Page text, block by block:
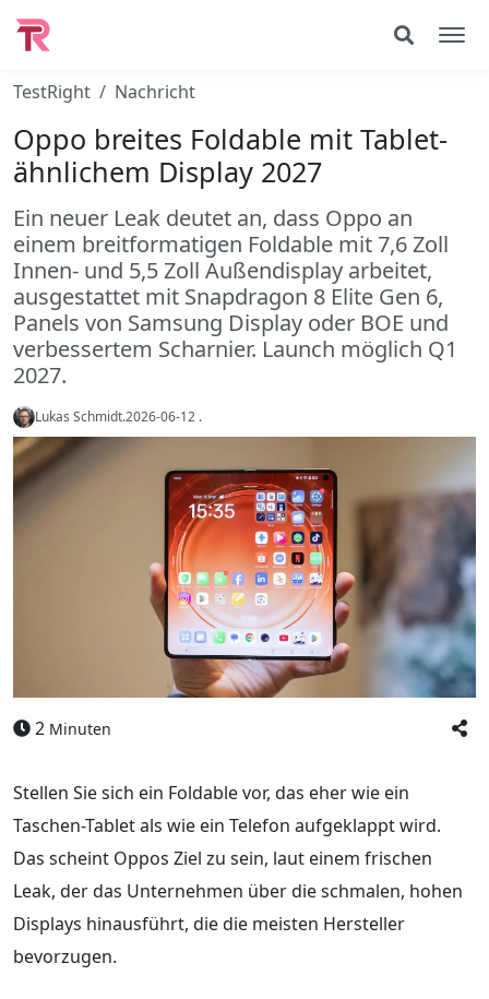
TestRight Nachricht
Oppo breites Foldable mit Tablet-
ähnlichem Display 2027
Ein neuer Leak deutet an, dass Oppo an
einem breitformatigen Foldable mit 7,6 Zoll
Innen- und 5,5 Zoll Außendisplay arbeitet,
ausgestattet mit Snapdragon 8 Elite Gen 6,
Panels von Samsung Display oder BOE und
verbessertem Scharnier. Launch möglich Q1
2027.
Lukas Schmidt.2026-06-12 .
2 Minuten
Stellen Sie sich ein Foldable vor, das eher wie ein
Taschen-Tablet als wie ein Telefon aufgeklappt wird.
Das scheint Oppos Ziel zu sein, laut einem frischen
Leak, der das Unternehmen über die schmalen, hohen
Displays hinausführt, die die meisten Hersteller
bevorzugen.